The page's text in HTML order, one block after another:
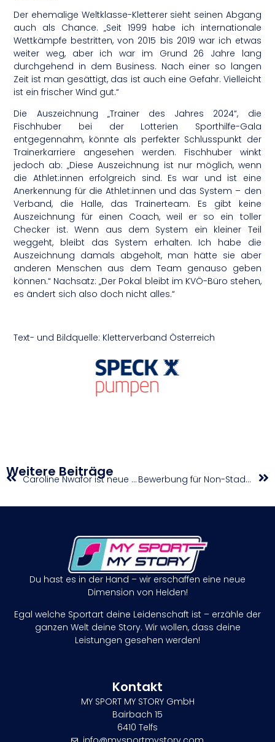
Der ehemalige Weltklasse-Kletterer sieht seinen Abgang
auch als Chance. „Seit 1999 habe ich internationale
Wettkämpfe bestritten, von 2015 bis 2019 war ich etwas
weiter weg, aber ich war im Grund 26 Jahre lang
durchgehend in dem Business. Nach einer so langen
Zeit ist man gesättigt, das ist auch eine Gefahr. Vielleicht
ist ein frischer Wind gut.“
Die Auszeichnung „Trainer des Jahres 2024“, die
Fischhuber bei der Lotterien Sporthilfe-Gala
entgegennahm, könnte als perfekter Schlusspunkt der
Trainerkarriere angesehen werden. Fischhuber winkt
jedoch ab: „Diese Auszeichnung ist nur möglich, wenn
die Athlet:innen erfolgreich sind. Es war und ist eine
Anerkennung für die Athlet:innen und das System – den
Verband, die Halle, das Trainerteam. Es gibt keine
Auszeichnung für einen Coach, weil er so ein toller
Checker ist. Wenn aus dem System ein kleiner Teil
weggeht, bleibt das System erhalten. Ich habe die
Auszeichnung damals abgeholt, man hätte sie aber
anderen Menschen aus dem Team genauso geben
können.“ Nachsatz: „Der Pokal bleibt im KVÖ-Büro stehen,
es ändert sich also doch nicht alles.“
Text- und Bildquelle: Kletterverband Österreich
Weitere Beiträge Caroline Nwafor ist neue Damenreferentin im Österreichischen Basketballverband Bewerbung für Non-Stadia-Meisterschaften 2026
Du hast es in der Hand – wir erschaffen eine neue
Dimension von Helden!
Egal welche Sportart deine Leidenschaft ist – erzähle der
ganzen Welt deine Story. Wir wollen, dass deine
Leistungen gesehen werden!
Kontakt
MY SPORT MY STORY GmbH
Bairbach 15
6410 Telfs